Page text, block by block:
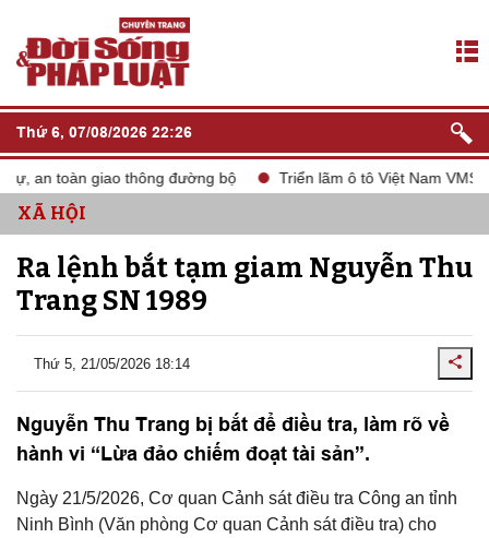
Thứ 6, 07/08/2026 22:26
toàn giao thông đường bộ Triển lãm ô tô Việt Nam VMS 2024
XÃ HỘI
Ra lệnh bắt tạm giam Nguyễn Thu
Trang SN 1989
Thứ 5, 21/05/2026 18:14
Nguyễn Thu Trang bị bắt để điều tra, làm rõ về
hành vi “Lừa đảo chiếm đoạt tài sản”.
Ngày 21/5/2026, Cơ quan Cảnh sát điều tra Công an tỉnh
Ninh Bình (Văn phòng Cơ quan Cảnh sát điều tra) cho